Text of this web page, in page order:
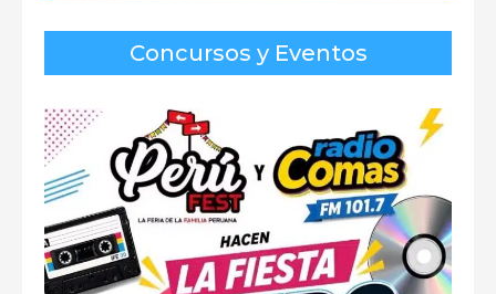
Concursos y Eventos